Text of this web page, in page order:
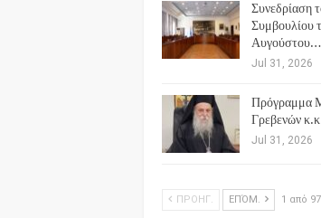
Συνεδρίαση
Συμβουλίου
Αυγούστου…
Jul 31, 2026
Πρόγραμμα
Γρεβενών
Jul 31, 2026
ΠΡΟΗΓ. ΕΠΌΜ. 1 από